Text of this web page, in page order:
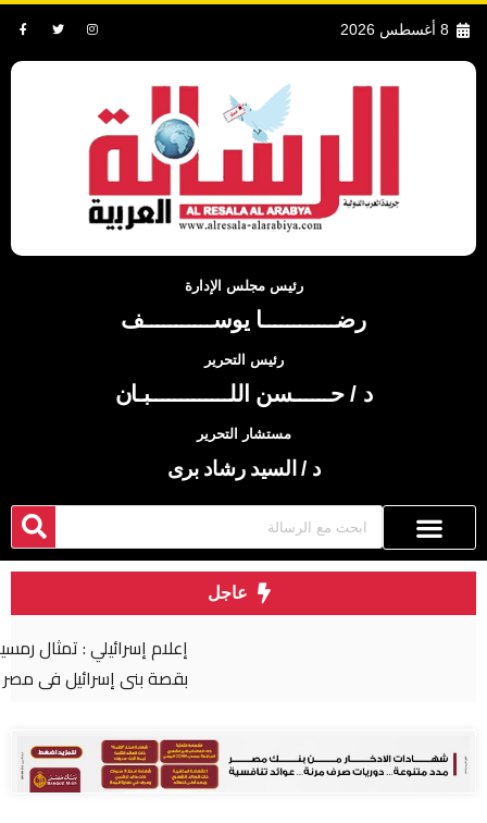
8 أغسطس 2026
رئيس مجلس الإدارة
رضــــــــــــا يوســـــــــــف
رئيس التحرير
د / حــــــسن اللـــــــــــــبـان
مستشار التحرير
د / السيد رشاد برى
عاجل
إعلام إسرائيلي : تمثال رمسيس الثاني تربطه علاقة